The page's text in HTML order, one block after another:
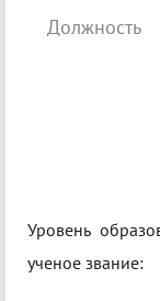
Должность
Уровень
ученое звание: